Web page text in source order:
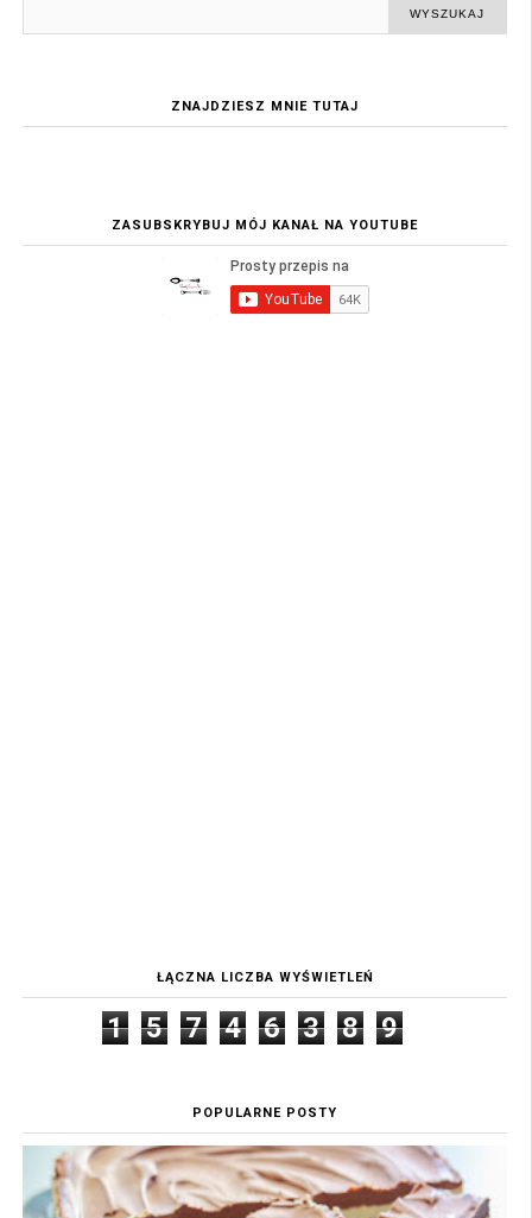
ZNAJDZIESZ MNIE TUTAJ
ZASUBSKRYBUJ MÓJ KANAŁ NA YOUTUBE
ŁĄCZNA LICZBA WYŚWIETLEŃ
1 5 7 4 6 3 8 9
POPULARNE POSTY